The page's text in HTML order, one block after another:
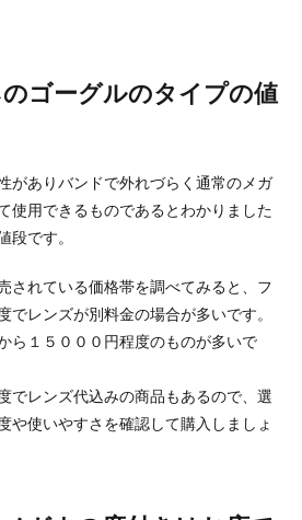
メガネはどうする？スポーツをしてい
子供におすすめなメガネ
に...
ガネの曇り止め！裏ワザの中で何が
強？様々な曇り止めついて
ガネが曇っ...
ゴーグルのタイプの値
がありバンドで外れづらく通常のメガ
使用できるものであるとわかりました
段です。
されている価格帯を調べてみると、フ
でレンズが別料金の場合が多いです。
ら１５０００円程度のものが多いで
でレンズ代込みの商品もあるので、選
や使いやすさを確認して購入しましょ